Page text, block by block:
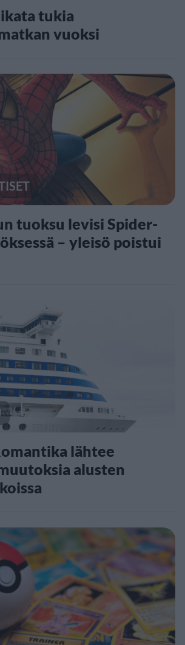
tukia
vuoksi
tuoksu levisi Spider-
– yleisö poistui
lähtee
alusten